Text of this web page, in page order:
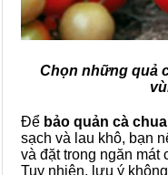
Chọn những quả
Để bảo quản cà
sạch và lau khô, bạn
và đặt trong ngăn mát
Tuy nhiên, lưu ý